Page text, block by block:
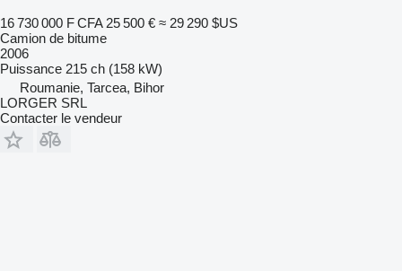
16 730 000 F CFA 25 500 € ≈ 29 290 $US
Camion de bitume
2006
Puissance 215 ch (158 kW)
Roumanie, Tarcea, Bihor
LORGER SRL
Contacter le vendeur